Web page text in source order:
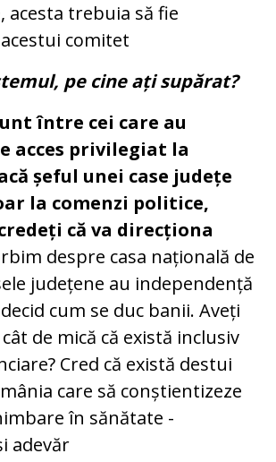
acesta trebuia să fie
comitet
pe cine ați supărat?
între cei care au
acces privilegiat la
șeful unei case județe
la comenzi politice,
că va direcționa
despre casa națională de
județene au independență
cum se duc banii. Aveți
de mică că există inclusiv
Cred că există destui
care să conștientizeze
în sănătate -
adevăr